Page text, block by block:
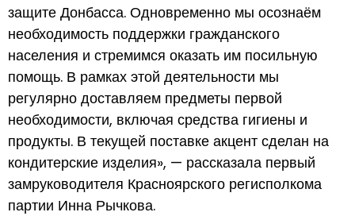
защите Донбасса. Одновременно мы осознаём
необходимость поддержки гражданского
населения и стремимся оказать им посильную
помощь. В рамках этой деятельности мы
регулярно доставляем предметы первой
необходимости, включая средства гигиены и
продукты. В текущей поставке акцент сделан на
кондитерские изделия», — рассказала первый
замруководителя Красноярского регисполкома
партии Инна Рычкова.